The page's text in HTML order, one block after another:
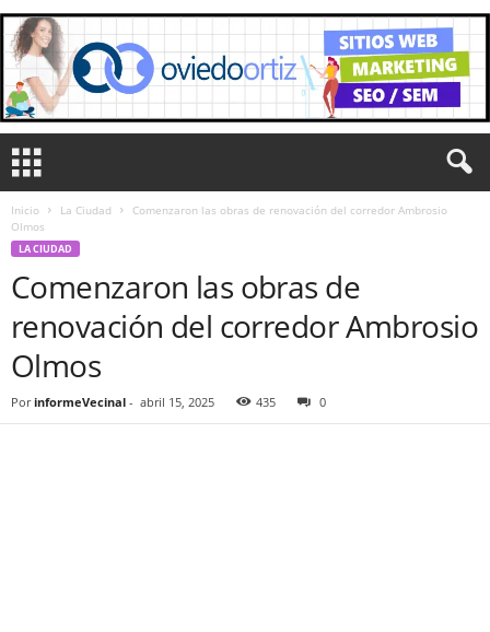
Inicio La Ciudad
Comenzaron las obras de renovación del corredor Ambrosio
Olmos
LA CIUDAD
Comenzaron las obras de
renovación del corredor Ambrosio
Olmos
Por informeVecinal - abril 15, 2025 435 0